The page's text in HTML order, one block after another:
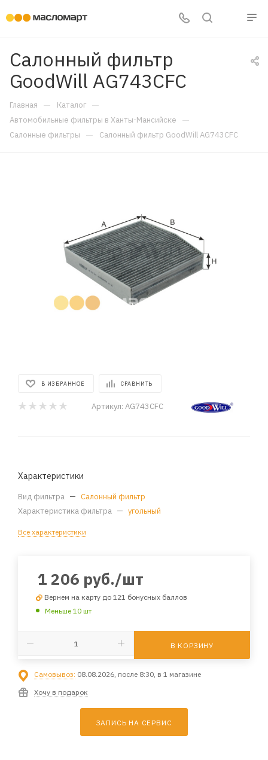
Салонный фильтр
GoodWill AG743CFC
Главная — Каталог —
Автомобильные фильтры в Ханты-Мансийске —
Салонные фильтры — Салонный фильтр GoodWill AG743CFC
В ИЗБРАННОЕ СРАВНИТЬ
Артикул: AG743CFC
Характеристики
Вид фильтра — Салонный фильтр
Характеристика фильтра — угольный
Все характеристики
1 206 руб./шт
Вернем на карту до 121 бонусных баллов
Меньше 10 шт
В КОРЗИНУ
Самовывоз: 08.08.2026, после 8:30, в 1 магазине
Хочу в подарок
ЗАПИСЬ НА СЕРВИС